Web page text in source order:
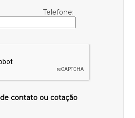
Telefone:
contato ou cotação